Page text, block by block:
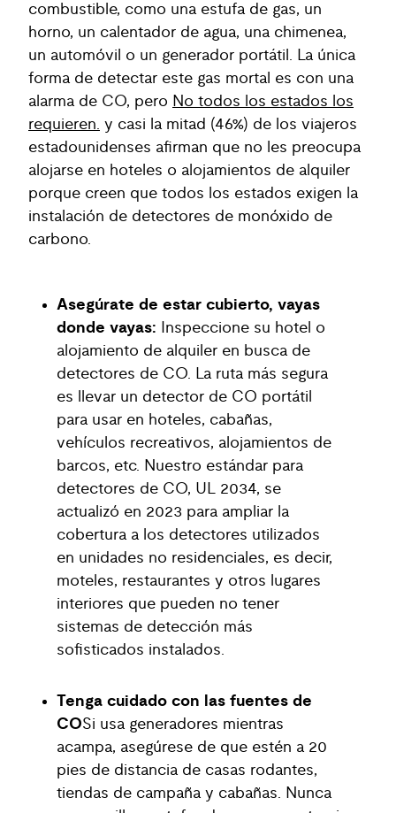
combustible, como una estufa de gas, un
horno, un calentador de agua, una chimenea,
un automóvil o un generador portátil. La única
forma de detectar este gas mortal es con una
alarma de CO, pero No todos los estados los
requieren. y casi la mitad (46%) de los viajeros
estadounidenses afirman que no les preocupa
alojarse en hoteles o alojamientos de alquiler
porque creen que todos los estados exigen la
instalación de detectores de monóxido de
carbono.
Asegúrate de estar cubierto, vayas
donde vayas: Inspeccione su hotel o
alojamiento de alquiler en busca de
detectores de CO. La ruta más segura
es llevar un detector de CO portátil
para usar en hoteles, cabañas,
vehículos recreativos, alojamientos de
barcos, etc. Nuestro estándar para
detectores de CO, UL 2034, se
actualizó en 2023 para ampliar la
cobertura a los detectores utilizados
en unidades no residenciales, es decir,
moteles, restaurantes y otros lugares
interiores que pueden no tener
sistemas de detección más
sofisticados instalados.
Tenga cuidado con las fuentes de
COSi usa generadores mientras
acampa, asegúrese de que estén a 20
pies de distancia de casas rodantes,
tiendas de campaña y cabañas. Nunca